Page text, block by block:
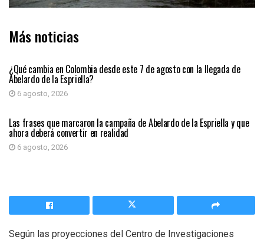
Más noticias
¿Qué cambia en Colombia desde este 7 de agosto con la llegada de
Abelardo de la Espriella?
6 agosto, 2026
PRIMER PLANO
Las frases que marcaron la campaña de Abelardo de la Espriella y que
ahora deberá convertir en realidad
6 agosto, 2026
Según las proyecciones del Centro de Investigaciones